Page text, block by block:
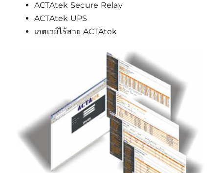
ACTAtek Secure Relay
ACTAtek UPS
เกตเวย์ไร้สาย ACTAtek